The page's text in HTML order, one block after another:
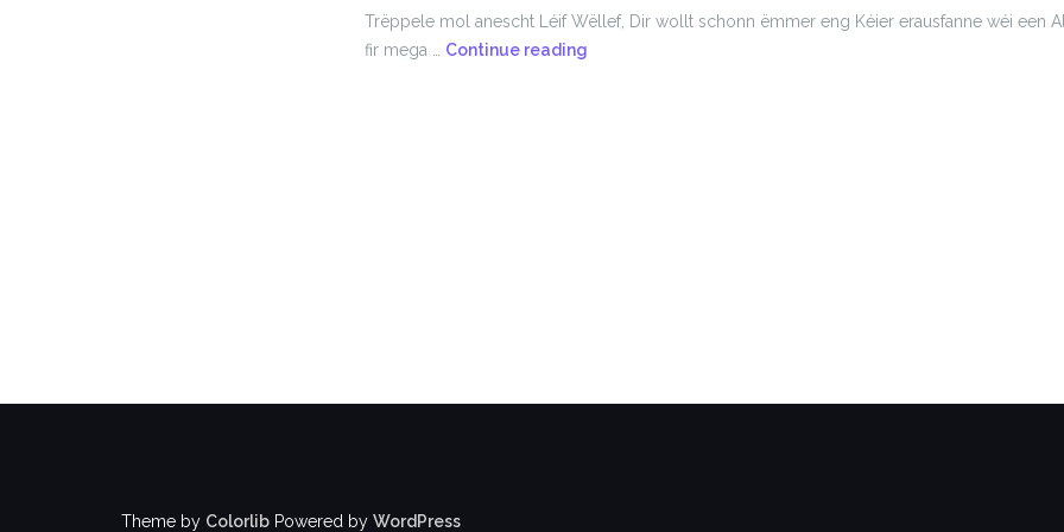
Trëppele mol anescht Léif Wëllef, Dir wollt schonn ëmmer eng Kéier erausfanne wéi een
fir mega … Continue reading
Theme by Colorlib Powered by WordPress